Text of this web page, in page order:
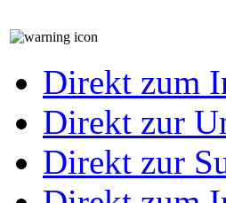
Direkt zum
Direkt zur
Direkt zur